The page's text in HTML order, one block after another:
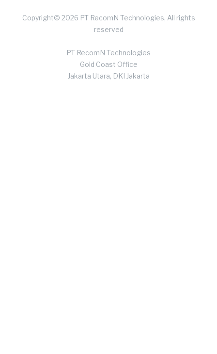
Copyright© 2026 PT RecomN Technologies, All rights
reserved
PT RecomN Technologies
Gold Coast Office
Jakarta Utara, DKI Jakarta